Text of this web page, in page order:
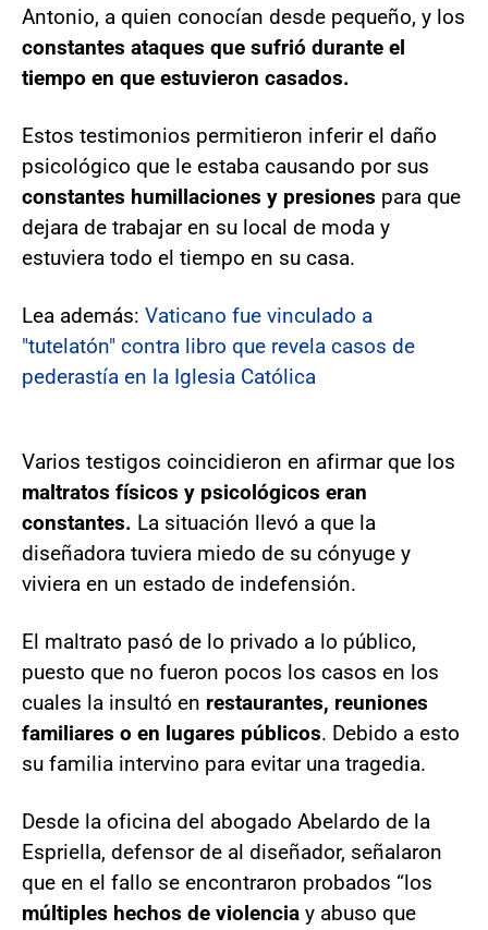
Antonio, a quien conocían desde pequeño, y los
constantes ataques que sufrió durante el
tiempo en que estuvieron casados.
Estos testimonios permitieron inferir el daño
psicológico que le estaba causando por sus
constantes humillaciones y presiones para que
dejara de trabajar en su local de moda y
estuviera todo el tiempo en su casa.
Lea además: Vaticano fue vinculado a
"tutelatón" contra libro que revela casos de
pederastía en la Iglesia Católica
Varios testigos coincidieron en afirmar que los
maltratos físicos y psicológicos eran
constantes. La situación llevó a que la
diseñadora tuviera miedo de su cónyuge y
viviera en un estado de indefensión.
El maltrato pasó de lo privado a lo público,
puesto que no fueron pocos los casos en los
cuales la insultó en restaurantes, reuniones
familiares o en lugares públicos. Debido a esto
su familia intervino para evitar una tragedia.
Desde la oficina del abogado Abelardo de la
Espriella, defensor de al diseñador, señalaron
que en el fallo se encontraron probados “los
múltiples hechos de violencia y abuso que